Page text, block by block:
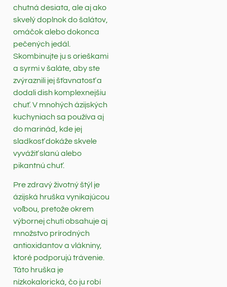
chutná desiata, ale aj ako
skvelý doplnok do šalátov,
omáčok alebo dokonca
pečených jedál.
Skombinujte ju s orieškami
a syrmi v šaláte, aby ste
zvýraznili jej šťavnatosť a
dodali dish komplexnejšiu
chuť. V mnohých ázijských
kuchyniach sa používa aj
do marinád, kde jej
sladkosť dokáže skvele
vyvážiť slanú alebo
pikantnú chuť.
Pre zdravý životný štýl je
ázijská hruška vynikajúcou
voľbou, pretože okrem
výbornej chuti obsahuje aj
množstvo prírodných
antioxidantov a vlákniny,
ktoré podporujú trávenie.
Táto hruška je
nízkokalorická, čo ju robí